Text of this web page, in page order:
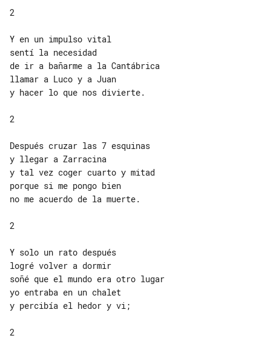
2
Y en un impulso vital
sentí la necesidad
de ir a bañarme a la Cantábrica
llamar a Luco y a Juan
y hacer lo que nos divierte.
2
Después cruzar las 7 esquinas
y llegar a Zarracina
y tal vez coger cuarto y mitad
porque si me pongo bien
no me acuerdo de la muerte.
2
Y solo un rato después
logré volver a dormir
soñé que el mundo era otro lugar
yo entraba en un chalet
y percibía el hedor y vi;
2